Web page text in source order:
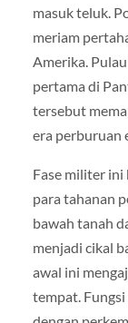
masuk teluk.
meriam
Amerika.
pertama di
tersebut
era perburuan
Fase militer
para tahanan
bawah tanah
menjadi cikal
awal ini
tempat.